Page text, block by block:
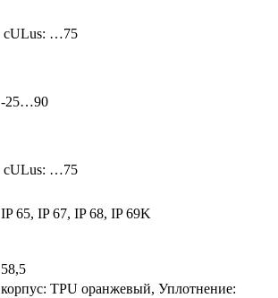
cULus: …75
-25…90
cULus: …75
IP 65, IP 67, IP 68, IP 69K
58,5
корпус: TPU оранжевый, Уплотнение: